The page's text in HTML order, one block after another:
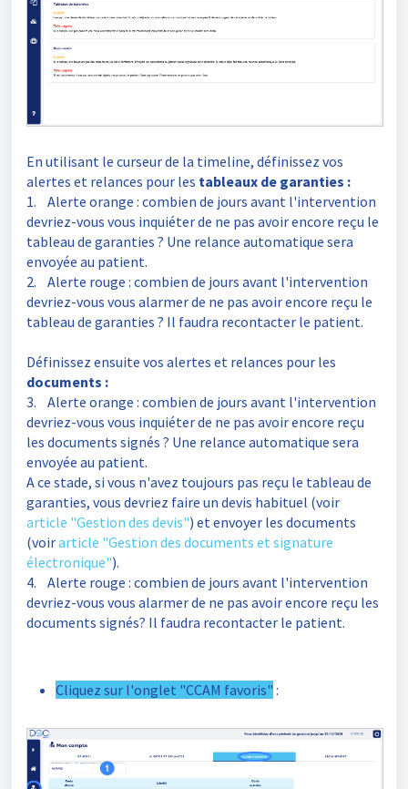
En utilisant le curseur de la timeline, définissez vos
alertes et relances pour les tableaux de garanties :
1. Alerte orange : combien de jours avant l'intervention
devriez-vous vous inquiéter de ne pas avoir encore reçu le
tableau de garanties ? Une relance automatique sera
envoyée au patient.
2. Alerte rouge : combien de jours avant l'intervention
devriez-vous vous alarmer de ne pas avoir encore reçu le
tableau de garanties ? Il faudra recontacter le patient.
Définissez ensuite vos alertes et relances pour les
documents :
3. Alerte orange : combien de jours avant l'intervention
devriez-vous vous inquiéter de ne pas avoir encore reçu
les documents signés ? Une relance automatique sera
envoyée au patient.
A ce stade, si vous n'avez toujours pas reçu le tableau de
garanties, vous devriez faire un devis habituel (voir
article "Gestion des devis") et envoyer les documents
(voirarticle "Gestion des documents et signature
électronique").
4. Alerte rouge : combien de jours avant l'intervention
devriez-vous vous alarmer de ne pas avoir encore reçu les
documents signés? Il faudra recontacter le patient.
Cliquez sur l'onglet "CCAM favoris" :